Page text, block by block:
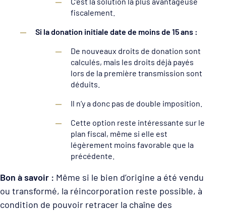
fiscalement.
Si la donation initiale date de moins de 15 ans :
De nouveaux droits de donation sont
calculés, mais les droits déjà payés
lors de la première transmission sont
déduits.
Il n’y a donc pas de double imposition.
Cette option reste intéressante sur le
plan fiscal, même si elle est
légèrement moins favorable que la
précédente.
Bon à savoir : Même si le bien d’origine a été vendu
ou transformé, la réincorporation reste possible, à
condition de pouvoir retracer la chaîne des